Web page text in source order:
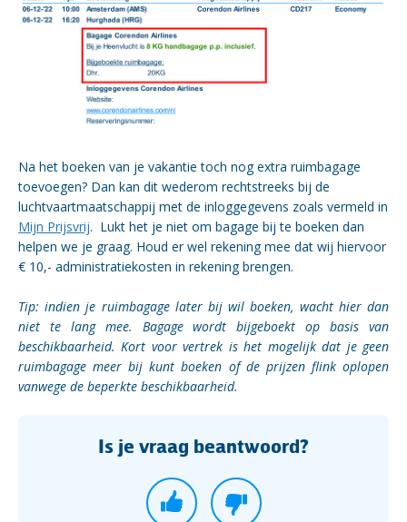
Na het boeken van je vakantie toch nog extra ruimbagage
toevoegen? Dan kan dit wederom rechtstreeks bij de
luchtvaartmaatschappij met de inloggegevens zoals vermeld in
Mijn Prijsvrij. Lukt het je niet om bagage bij te boeken dan
helpen we je graag. Houd er wel rekening mee dat wij hiervoor
€ 10,- administratiekosten in rekening brengen.
Tip: indien je ruimbagage later bij wil boeken, wacht hier dan
niet te lang mee. Bagage wordt bijgeboekt op basis van
beschikbaarheid. Kort voor vertrek is het mogelijk dat je geen
ruimbagage meer bij kunt boeken of de prijzen flink oplopen
vanwege de beperkte beschikbaarheid.
Is je vraag beantwoord?